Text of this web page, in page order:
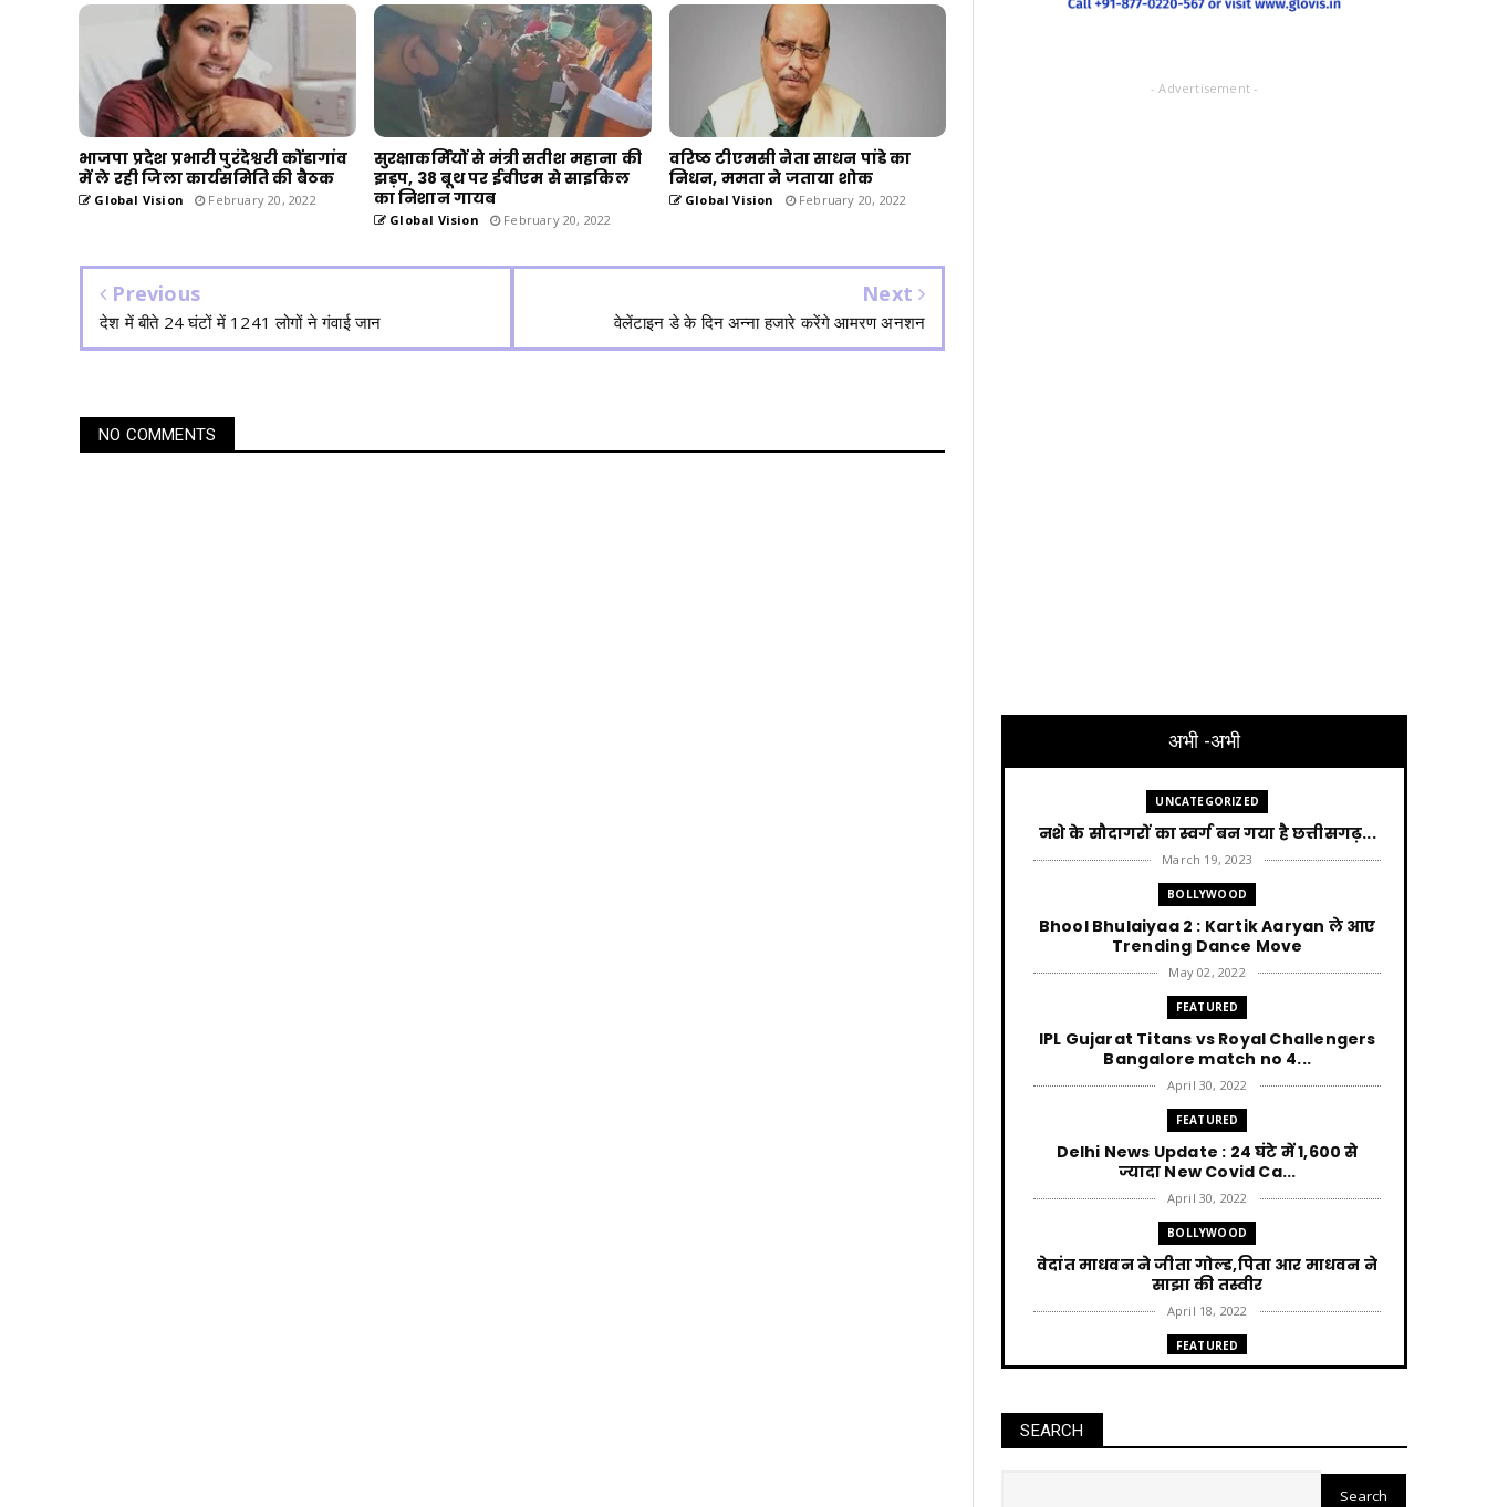
भाजपा प्रदेश प्रभारी पुरंदेश्वरी कोंडागांव
में ले रही जिला कार्यसमिति की बैठक
Global Vision February 20, 2022
सुरक्षाकर्मियों से मंत्री सतीश महाना की
झड़प, 38 बूथ पर ईवीएम से साइकिल
का निशान गायब
Global Vision February 20, 2022
वरिष्ठ टीएमसी नेता साधन पांडे का
निधन, ममता ने जताया शोक
Global Vision February 20, 2022
Previous
देश में बीते 24 घंटों में 1241 लोगों ने गंवाई जान
Next
वेलेंटाइन डे के दिन अन्ना हजारे करेंगे आमरण अनशन
NO COMMENTS
- Advertisement -
अभी -अभी
UNCATEGORIZED
नशे के सौदागरों का स्वर्ग बन गया है छत्तीसगढ़...
March 19, 2023
BOLLYWOOD
Bhool Bhulaiyaa 2 : Kartik Aaryan ले आए
Trending Dance Move
May 02, 2022
FEATURED
IPL Gujarat Titans vs Royal Challengers
Bangalore match no 4...
April 30, 2022
FEATURED
Delhi News Update : 24 घंटे में 1,600 से
ज्यादा New Covid Ca...
April 30, 2022
BOLLYWOOD
वेदांत माधवन ने जीता गोल्ड,पिता आर माधवन ने
साझा की तस्वीर
April 18, 2022
FEATURED
Jharkhand News Trikut पहाड़ में Ropeway
SEARCH